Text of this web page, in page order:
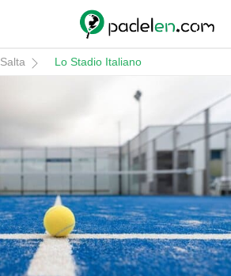
Salta Lo Stadio Italiano